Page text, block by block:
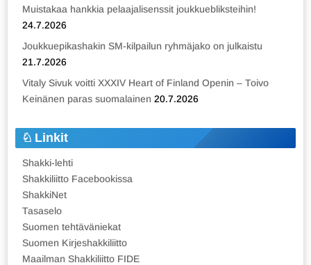
Muistakaa hankkia pelaajalisenssit joukkuebliksteihin!
24.7.2026
Joukkuepikashakin SM-kilpailun ryhmäjako on julkaistu
21.7.2026
Vitaly Sivuk voitti XXXIV Heart of Finland Openin – Toivo
Keinänen paras suomalainen 20.7.2026
Linkit
Shakki-lehti
Shakkiliitto Facebookissa
ShakkiNet
Tasaselo
Suomen tehtäväniekat
Suomen Kirjeshakkiliitto
Maailman Shakkiliitto FIDE